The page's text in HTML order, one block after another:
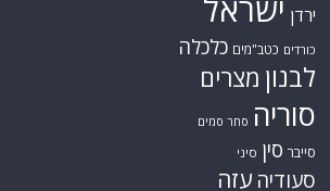
המזרח התיכון
המפרץ הפרסי
הרשות הפלסטינית
חות'ים
חיזבאללה
חמאס טורקיה
טילים טכנולוגיה